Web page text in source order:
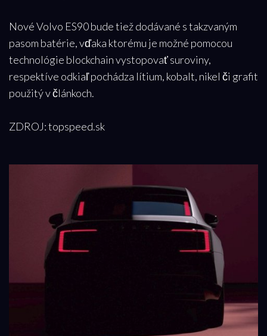
Nové Volvo ES90 bude tiež dodávané s takzvaným
pasom batérie, vďaka ktorému je možné pomocou
technológie blockchain vystopovať suroviny,
respektíve odkiaľ pochádza lítium, kobalt, nikel či grafit
použitý v článkoch.
ZDROJ: topspeed.sk